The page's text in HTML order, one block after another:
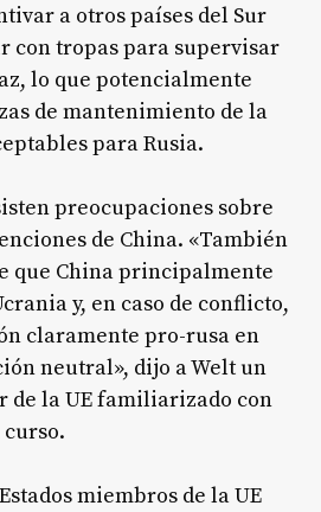
a otros países del Sur
con tropas para supervisar
lo que potencialmente
de mantenimiento de la
para Rusia.
preocupaciones sobre
de China. «También
que China principalmente
y, en caso de conflicto,
claramente pro-rusa en
neutral», dijo a Welt un
de la UE familiarizado con
miembros de la UE